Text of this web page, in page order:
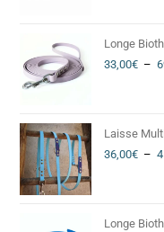
Longe
33,00€ –
Laisse
36,00€ –
Longe